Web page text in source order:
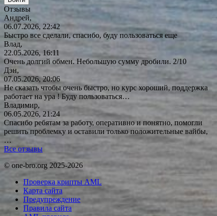
Отзывы
Андрей,
06.07.2026, 22:42
Быстро все сделали, спасибо, буду пользоваться еще
Влад,
22.05.2026, 16:11
Очень долгий обмен. Небольшую сумму дробили. 2/10
Дэн,
07.05.2026, 20:06
Не сказать чтобы очень быстро, но курс хороший, поддержка
работает на ура ! Буду пользоваться…
Владимир,
06.05.2026, 21:24
Спасибо ребятам за работу, оперативно и понятно, помогли
решить проблемку и оставили только положительные вайбы,
…
Все отзывы
© one-bro.org 2025-2026
Проверка крипты AML
Карта сайта
Предупреждение
Правила сайта